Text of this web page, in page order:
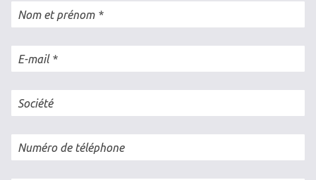
Nom et prénom
E-mail
Société
Numéro de téléphone